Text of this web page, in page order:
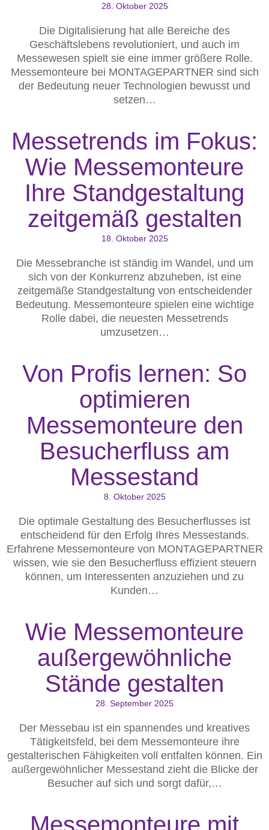
28. Oktober 2025
Die Digitalisierung hat alle Bereiche des
Geschäftslebens revolutioniert, und auch im
Messewesen spielt sie eine immer größere Rolle.
Messemonteure bei MONTAGEPARTNER sind sich
der Bedeutung neuer Technologien bewusst und
setzen…
Messetrends im Fokus:
Wie Messemonteure
Ihre Standgestaltung
zeitgemäß gestalten
18. Oktober 2025
Die Messebranche ist ständig im Wandel, und um
sich von der Konkurrenz abzuheben, ist eine
zeitgemäße Standgestaltung von entscheidender
Bedeutung. Messemonteure spielen eine wichtige
Rolle dabei, die neuesten Messetrends
umzusetzen…
Von Profis lernen: So
optimieren
Messemonteure den
Besucherfluss am
Messestand
8. Oktober 2025
Die optimale Gestaltung des Besucherflusses ist
entscheidend für den Erfolg Ihres Messestands.
Erfahrene Messemonteure von MONTAGEPARTNER
wissen, wie sie den Besucherfluss effizient steuern
können, um Interessenten anzuziehen und zu
Kunden…
Wie Messemonteure
außergewöhnliche
Stände gestalten
28. September 2025
Der Messebau ist ein spannendes und kreatives
Tätigkeitsfeld, bei dem Messemonteure ihre
gestalterischen Fähigkeiten voll entfalten können. Ein
außergewöhnlicher Messestand zieht die Blicke der
Besucher auf sich und sorgt dafür,…
Messemonteure mit